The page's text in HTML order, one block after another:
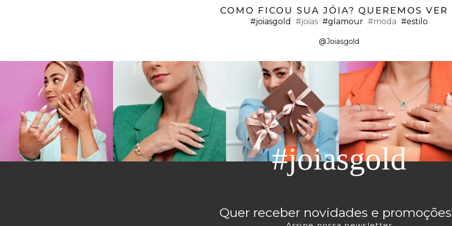
COMO FICOU SUA JÓIA? QUEREMOS VER
#joiasgold #joias #glamour #moda #estilo
@Joiasgold
#joiasgold
Quer receber novidades e